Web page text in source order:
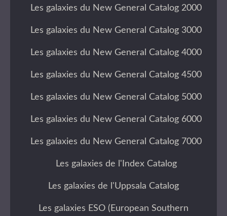
Les galaxies du New General Catalog 2000
Les galaxies du New General Catalog 3000
Les galaxies du New General Catalog 4000
Les galaxies du New General Catalog 4500
Les galaxies du New General Catalog 5000
Les galaxies du New General Catalog 6000
Les galaxies du New General Catalog 7000
Les galaxies de l'Index Catalog
Les galaxies de l'Uppsala Catalog
Les galaxies ESO (European Southern